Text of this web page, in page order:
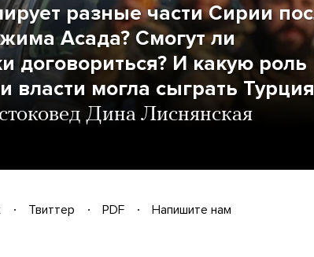
разные части Сирии
Асада? Смогут ли
договориться? И какую роль
власти могла сыграть
Дина Лиснянская
Твиттер PDF
Напишите нам